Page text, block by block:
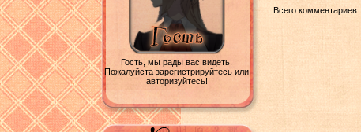
Гость, мы рады вас видеть.
Пожалуйста зарегистрируйтесь или
авторизуйтесь!
Всего комментариев: